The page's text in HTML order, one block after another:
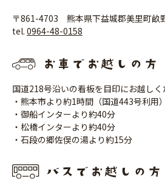
〒861-4703 熊本県下益城郡美里町畝
tel. 0964-48-0158
国道218号沿いの看板を目印にお越しく
・熊本市より約1時間（国道443号利用）
・御船インターより約40分
・松橋インターより約40分
・石段の郷佐俣の湯より約15分